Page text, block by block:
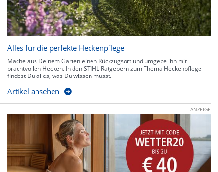
Alles für die perfekte Heckenpflege
Mache aus Deinem Garten einen Rückzugsort und umgebe ihn mit
prachtvollen Hecken. In den STIHL Ratgebern zum Thema Heckenpflege
findest Du alles, was Du wissen musst.
Artikel ansehen
ANZEIGE